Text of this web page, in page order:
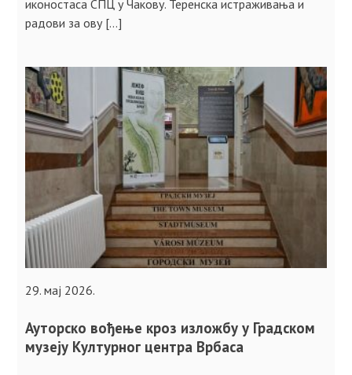
иконостаса СПЦ у Чакову. Теренска истраживања и
радови за ову […]
29. мај 2026.
Ауторско вођење кроз изложбу у Градском
музеју Културног центра Врбаса